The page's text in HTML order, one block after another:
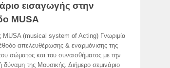
εισαγωγής στην
MUSA
MUSA (musical system of Acting) Γνωριμία
απελευθέρωσης & εναρμόνισης της
σώματος και του συναισθήματος με την
δύναμη της Μουσικής. Διήμερο σεμινάριο